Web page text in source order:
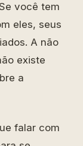
você tem
eles, seus
A não
existe
a
falar com